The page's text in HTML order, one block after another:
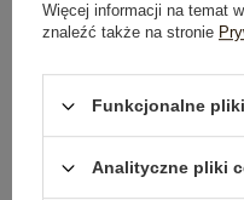
Więcej informacji na temat
znaleźć także na stronie
Funkcjonalne
Analityczne pliki